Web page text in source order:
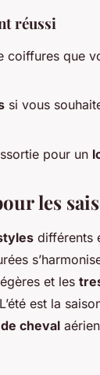
réussi
coiffures que
si vous
pour un
les
différents
et les
est la
cheval